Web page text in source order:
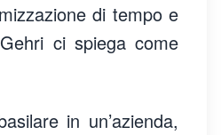
di tempo e
ci spiega come
in un’azienda,